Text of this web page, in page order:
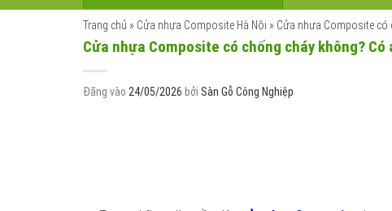
Trang chủ » Cửa nhựa Composite Hà Nội » Cửa nhựa Composite có
Cửa nhựa Composite có chống cháy không?
Đăng vào 24/05/2026 bởi Sàn Gỗ Công Nghiệp